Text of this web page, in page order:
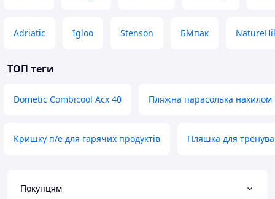
Adriatic Igloo Stenson БМпак
ТОП теги
Dometic Combicool Acx 40 Пляжна парасолька нахилом
Кришку п/е для гарячих продуктів Пляшка для
Покупцям